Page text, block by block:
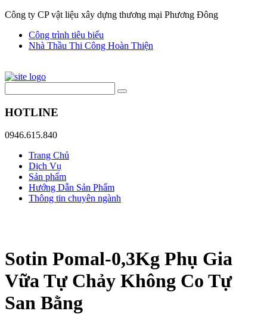
Công ty CP vật liệu xây dựng thương mại Phương Đông
Công trình tiêu biểu
Nhà Thầu Thi Công Hoàn Thiện
HOTLINE
0946.615.840
Trang Chủ
Dịch Vụ
Sản phẩm
Hướng Dẫn Sản Phẩm
Thông tin chuyên ngành
Sotin Pomal-0,3Kg Phụ Gia
Vữa Tự Chảy Không Co Tự
San Bằng